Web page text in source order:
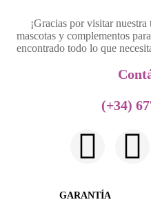
¡Gracias por visitar
mascotas y complementos
encontrado todo lo que
(+34)
GARANTÍA